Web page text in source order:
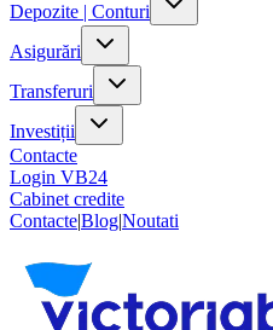
Depozite | Conturi
Asigurări
Transferuri
Investiții
Contacte
Login VB24
Cabinet credite
Contacte|Blog|Noutati